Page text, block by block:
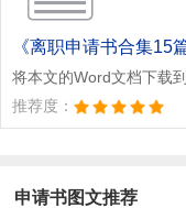
《离职申请书合集15
将本文的Word文档下载
推荐度：
申请书图文推荐